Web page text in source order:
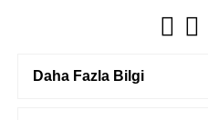
Daha Fazla Bilgi